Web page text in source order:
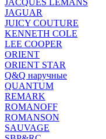
JACQUES LEMANS
JAGUAR
JUICY COUTURE
KENNETH COLE
LEE COOPER
ORIENT
ORIENT STAR
Q&Q наручные
QUANTUM
REMARK
ROMANOFF
ROMANSON
SAUVAGE